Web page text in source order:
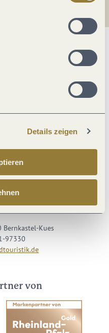
in der Nutzung
Details zeigen
auf
Kues
97330
von